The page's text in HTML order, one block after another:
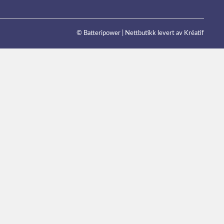
© Batteripower | Nettbutikk levert av Kréatif